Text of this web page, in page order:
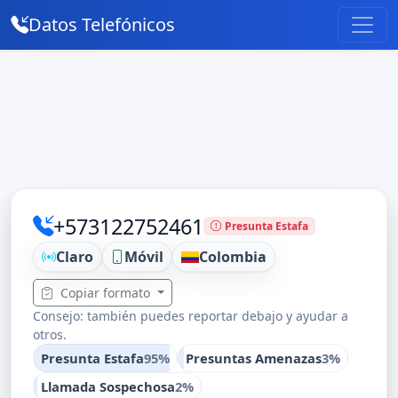
Datos Telefónicos
+573122752461 Presunta Estafa
Claro Móvil Colombia
Copiar formato
Consejo: también puedes reportar debajo y ayudar a
otros.
Presunta Estafa95% Presuntas Amenazas3%
Llamada Sospechosa2%